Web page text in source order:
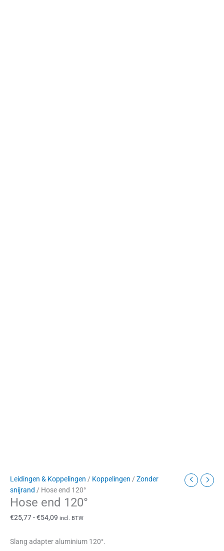
Leidingen & Koppelingen / Koppelingen / Zonder
snijrand / Hose end 120°
Hose end 120°
€25,77-€54,09 incl. BTW
Slang adapter aluminium 120°.